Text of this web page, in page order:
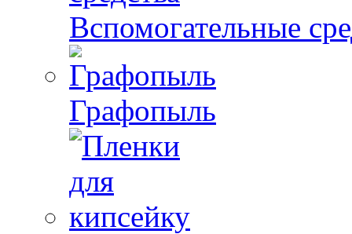
Вспомогательные
Графопыль